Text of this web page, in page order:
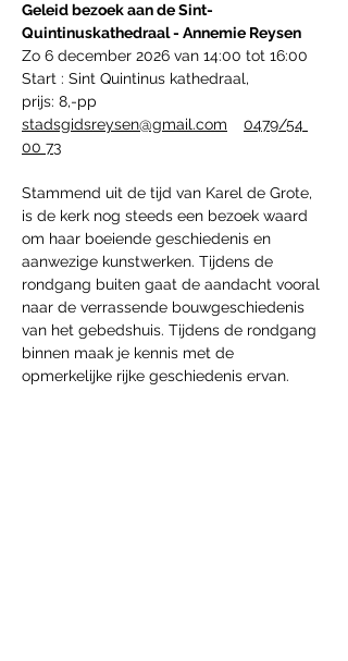
Geleid bezoek aan de Sint-
Quintinuskathedraal - Annemie Reysen
Zo 6 december 2026 van 14:00 tot 16:00
Start : Sint Quintinus kathedraal,
prijs: 8,-pp
stadsgidsreysen@gmail.com
0479/54
00 73
Stammend uit de tijd van Karel de Grote,
is de kerk nog steeds een bezoek waard
om haar boeiende geschiedenis en
aanwezige kunstwerken. Tijdens de
rondgang buiten gaat de aandacht vooral
naar de verrassende bouwgeschiedenis
van het gebedshuis. Tijdens de rondgang
binnen maak je kennis met de
opmerkelijke rijke geschiedenis ervan.